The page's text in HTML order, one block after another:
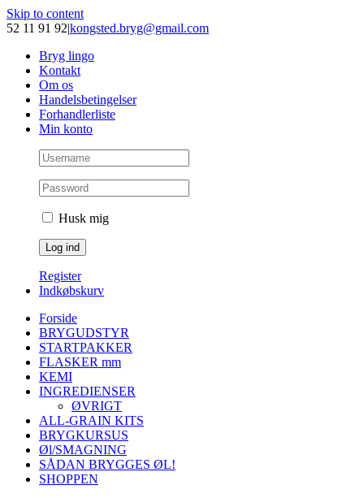
Skip to content
52 11 91 92|kongsted.bryg@gmail.com
Bryg lingo
Kontakt
Om os
Handelsbetingelser
Forhandlerliste
Min konto
Husk mig
Register
Indkøbskurv
Forside
BRYGUDSTYR
STARTPAKKER
FLASKER mm
KEMI
INGREDIENSER
ØVRIGT
ALL-GRAIN KITS
BRYGKURSUS
Øl/SMAGNING
SÅDAN BRYGGES ØL!
SHOPPEN